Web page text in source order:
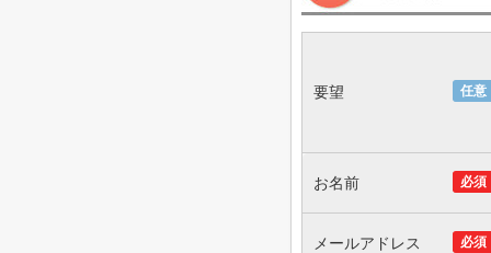
任意
要望
必須
お名前
必須
メールアドレス